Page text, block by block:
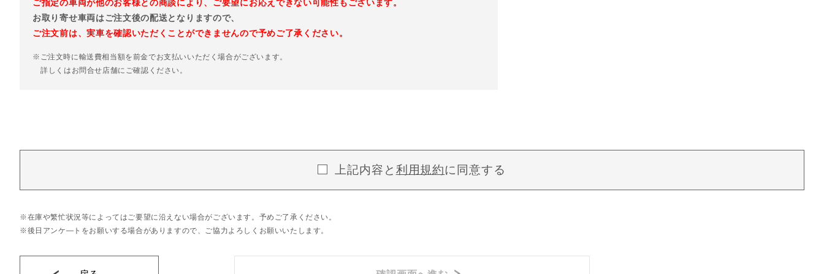
ご指定の車両が他のお客様との商談により、ご要望にお応えできない可能性もございます。
お取り寄せ車両はご注文後の配送となりますので、
ご注文前は、実車を確認いただくことができませんので予めご了承ください。
※ご注文時に輸送費相当額を前金でお支払いいただく場合がございます。
詳しくはお問合せ店舗にご確認ください。
上記内容と 利用規約に同意する
在庫や繁忙状況等によってはご要望に沿えない場合がございます。予めご了承ください。
後日アンケ―トをお願いする場合がありますので、ご協力よろしくお願いいたします。